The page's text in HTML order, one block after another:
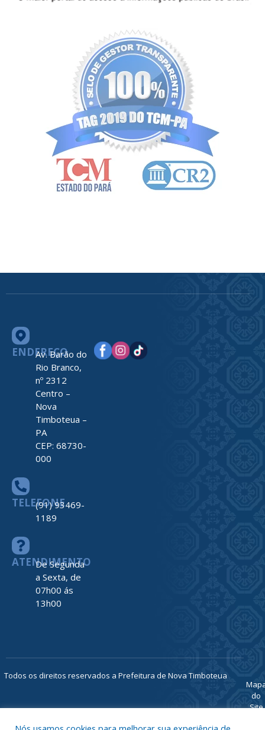
ENDEREÇO
Av. Barão do
Rio Branco,
nº 2312
Centro –
Nova
Timboteua –
PA
CEP: 68730-
000
TELEFONE
(91) 93469-
1189
ATENDIMENTO
De Segunda
a Sexta, de
07h00 ás
13h00
Todos os direitos reservados a Prefeitura de Nova Timboteua
do
Site